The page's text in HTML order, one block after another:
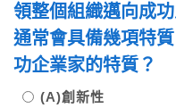
領整個組織邁向成
通常會具備幾項特
功企業家的特質？
(A)創新性